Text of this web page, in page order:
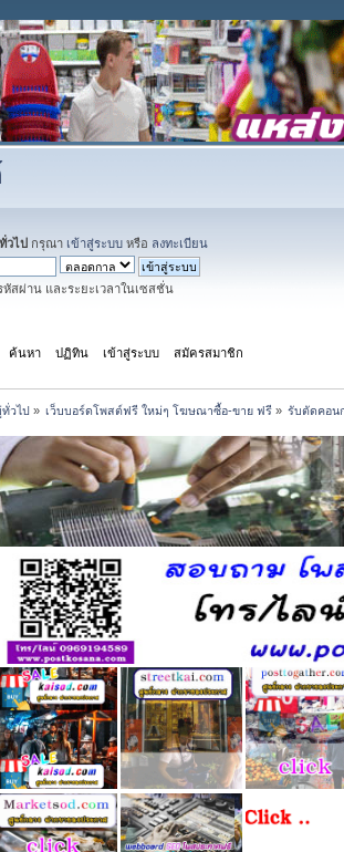
วไป กรุณา เข้าสู่ระบบ หรือ ลงทะเบียน
สผ่าน และระยะเวลาในเซสชั่น
ค้นหา ปฏิทิน เข้าสู่ระบบ สมัครสมาชิก
วไป» เว็บบอร์ดโพสต์ฟรี ใหม่ๆ โฆษณาซื้อ-ขาย ฟรี» รับตัดคอน